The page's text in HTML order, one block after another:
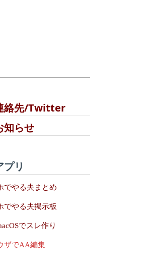
絡先/Twitter
知らせ
プリ
でやる夫まとめ
でやる夫掲示板
でスレ作り
ザでAA編集